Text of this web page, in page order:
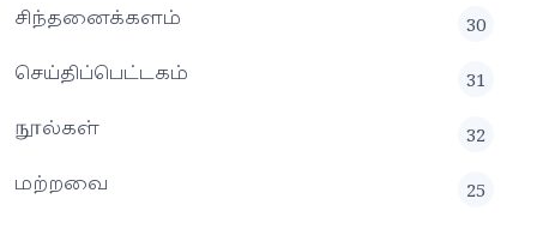
சிந்தனைக்களம்
30
செய்திப்பெட்டகம்
31
நூல்கள்
32
மற்றவை
25